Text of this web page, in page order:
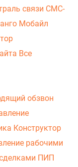
связи СМС-
Мобайл
Все
обзвон
Конструктор
рабочими
ПИП